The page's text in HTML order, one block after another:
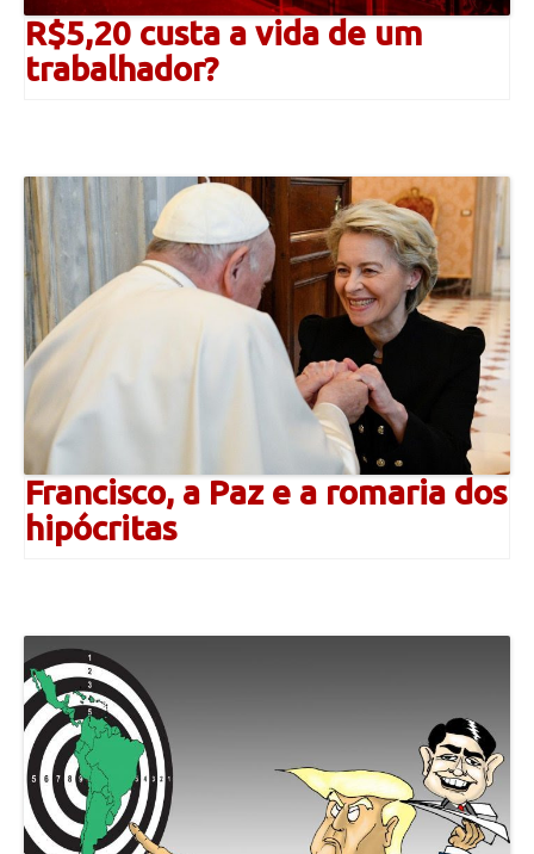
R$5,20 custa a vida de um
trabalhador?
Francisco, a Paz e a romaria dos
hipócritas